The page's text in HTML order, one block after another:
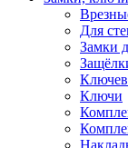
Для
Замки
Ключи